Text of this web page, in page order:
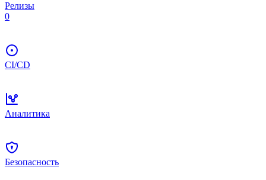
Релизы
0
CI/CD
Аналитика
Безопасность